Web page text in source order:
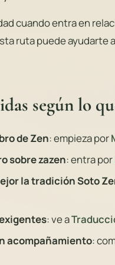
cuando entra en
ruta puede ayudarte
según lo
de Zen: empieza por
sobre zazen: entra por
la tradición Soto
: ve a
acompañamiento: